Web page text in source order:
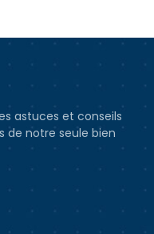
astuces et conseils
de notre seule bien